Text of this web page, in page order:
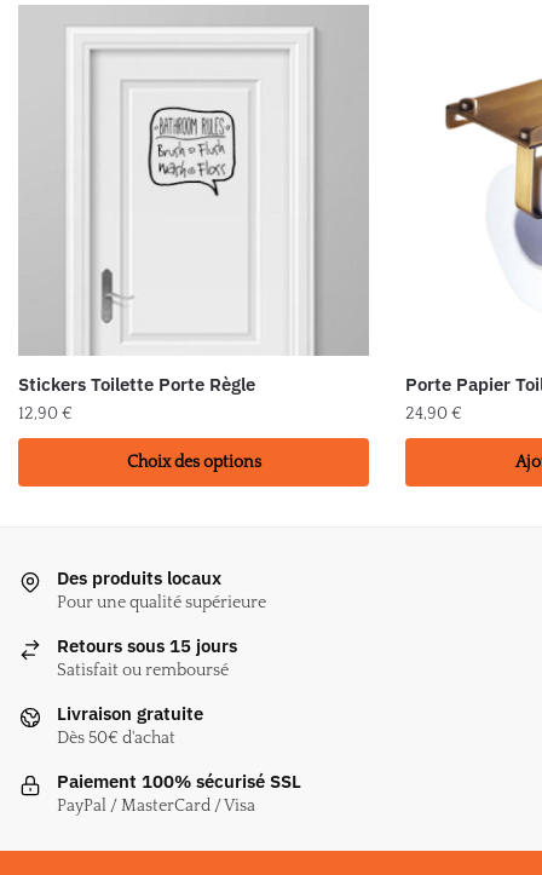
Stickers Toilette Porte Règle
12,90€
Choix des options
produit
variations.
Les
peuvent
choisies
la
page
Porte Papier
24,90€
Des produits locaux
Pour une qualité supérieure
Retours sous 15 jours
Satisfait ou remboursé
Livraison gratuite
Dès 50€ d'achat
Paiement 100% sécurisé SSL
PayPal / MasterCard / Visa